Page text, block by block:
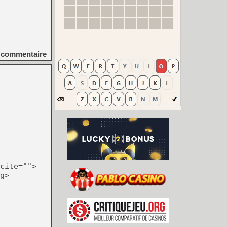
commentaire